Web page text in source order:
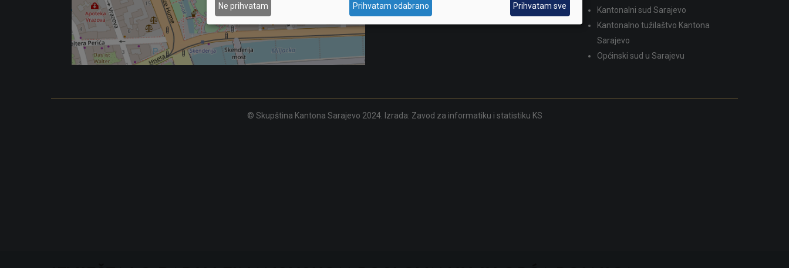
Kantonalni sud Sarajevo
Kantonalno tužilaštvo Kantona
Sarajevo
Općinski sud u Sarajevu
© Skupština Kantona Sarajevo 2024. Izrada: Zavod za informatiku i statistiku KS
Ne prihvatam Prihvatam odabrano Prihvatam sve